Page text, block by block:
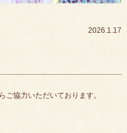
2026.1.17
ご協力いただいております。